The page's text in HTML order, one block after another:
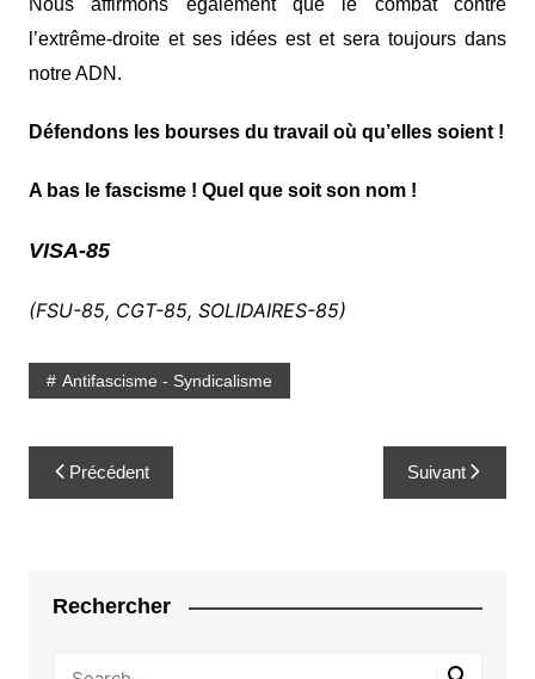
Nous affirmons également que le combat contre
l’extrême-droite et ses idées est et sera toujours dans
notre ADN.
Défendons les bourses du travail où qu’elles soient !
A bas le fascisme ! Quel que soit son nom !
VISA-85
(FSU-85, CGT-85, SOLIDAIRES-85)
Antifascisme - Syndicalisme
Navigation
de
Précédent Suivant
Rechercher